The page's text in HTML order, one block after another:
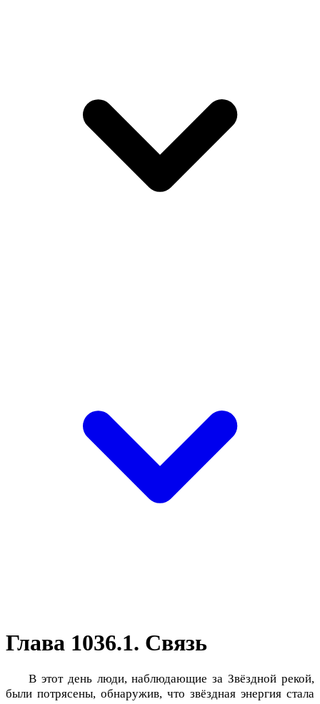
Глава 1036.1. Связь
В этот день люди, наблюдающие за Звёздной рекой,
были потрясены, обнаружив, что звёздная энергия стала